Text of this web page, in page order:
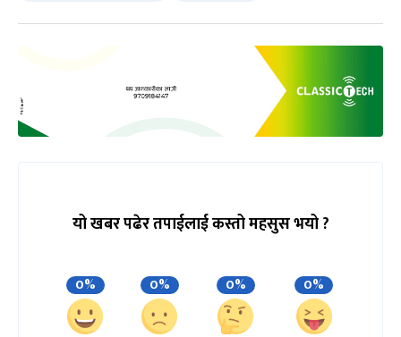
यो खबर पढेर तपाईलाई कस्तो महसुस भयो ?
0% 0% 0% 0%